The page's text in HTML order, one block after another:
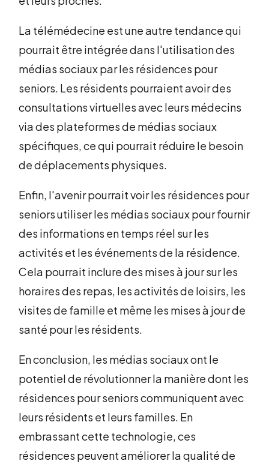
La télémédecine est une autre tendance qui
pourrait être intégrée dans l'utilisation des
médias sociaux par les résidences pour
seniors. Les résidents pourraient avoir des
consultations virtuelles avec leurs médecins
via des plateformes de médias sociaux
spécifiques, ce qui pourrait réduire le besoin
de déplacements physiques.
Enfin, l'avenir pourrait voir les résidences pour
seniors utiliser les médias sociaux pour fournir
des informations en temps réel sur les
activités et les événements de la résidence.
Cela pourrait inclure des mises à jour sur les
horaires des repas, les activités de loisirs, les
visites de famille et même les mises à jour de
santé pour les résidents.
En conclusion, les médias sociaux ont le
potentiel de révolutionner la manière dont les
résidences pour seniors communiquent avec
leurs résidents et leurs familles. En
embrassant cette technologie, ces
résidences peuvent améliorer la qualité de